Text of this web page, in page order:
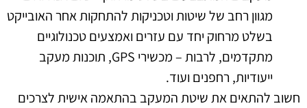
מגוון רחב של שיטות וטכניקות להתחקות אחר האובייקט
בשלט מרחוק יחד עם עזרים ואמצעים טכנולוגיים
מתקדמים, לרבות – מכשירי GPS, תוכנות מעקב
ייעודיות, רחפנים ועוד.
חשוב להתאים את שיטת המעקב בהתאמה אישית לצרכים